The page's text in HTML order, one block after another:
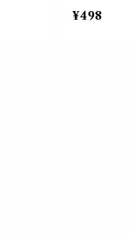
水 フ
化粧
艶消し 詰
型 噴射 香
¥498